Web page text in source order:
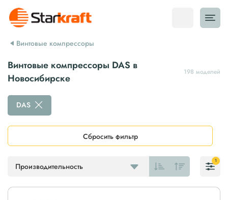
Винтовые компрессоры
Винтовые компрессоры DAS в
Новосибирске
198 моделей
Производительность
DAS
Сбросить фильтр
1